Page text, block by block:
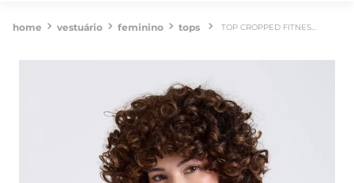
vestuário feminino tops